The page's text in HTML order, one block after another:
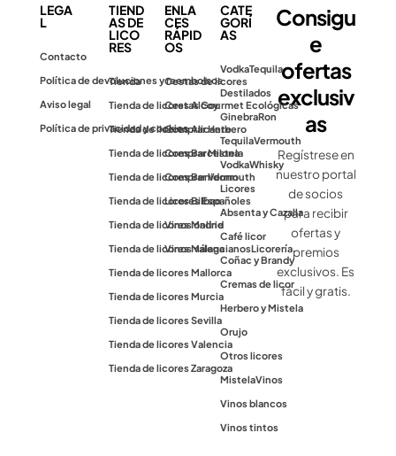
LEGA
L
Contacto
Política de devoluciones y reembolsos
Aviso legal
Política de privacidad y cookies
TIEND
AS DE
LICO
RES
Tienda
Tienda de licores Alcoy
Tienda de licores Alicante
Tienda de licores Barcelona
Tienda de licores Benidorm
Tienda de licores Bilbao
Tienda de licores Madrid
Tienda de licores Málaga
Tienda de licores Mallorca
Tienda de licores Murcia
Tienda de licores Sevilla
Tienda de licores Valencia
Tienda de licores Zaragoza
ENLA
CES
RÁPID
OS
Cestas de licores
Cestas Gourmet Ecológicas
Comprar Herbero
Comprar Mistela
Comprar Vermouth
Licores Españoles
Vinos online
Vinos valencianosLicorería
CATE
GORÍ
AS
VodkaTequila
Destilados
GinebraRon
TequilaVermouth
VodkaWhisky
Licores
Absenta y Cazalla
Café licor
Coñac y Brandy
Cremas de licor
Herbero y Mistela
Orujo
Otros licores
MistelaVinos
Vinos blancos
Vinos tintos
Consigu
e
ofertas
exclusiv
as
Regístrese en
nuestro portal
de socios
para recibir
ofertas y
premios
exclusivos. Es
fácil y gratis.